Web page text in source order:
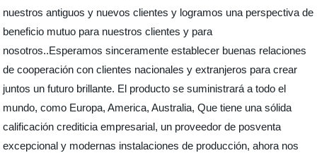
nuestros antiguos y nuevos clientes y logramos una perspectiva de
beneficio mutuo para nuestros clientes y para
nosotros..Esperamos sinceramente establecer buenas relaciones
de cooperación con clientes nacionales y extranjeros para crear
juntos un futuro brillante. El producto se suministrará a todo el
mundo, como Europa, America, Australia, Que tiene una sólida
calificación crediticia empresarial, un proveedor de posventa
excepcional y modernas instalaciones de producción, ahora nos